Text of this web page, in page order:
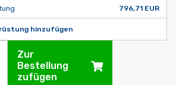
796,71 EUR
hinzufügen
Zur
Bestellung
zufügen